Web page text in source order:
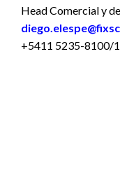
Head Comercial y
+5411 5235-8100/